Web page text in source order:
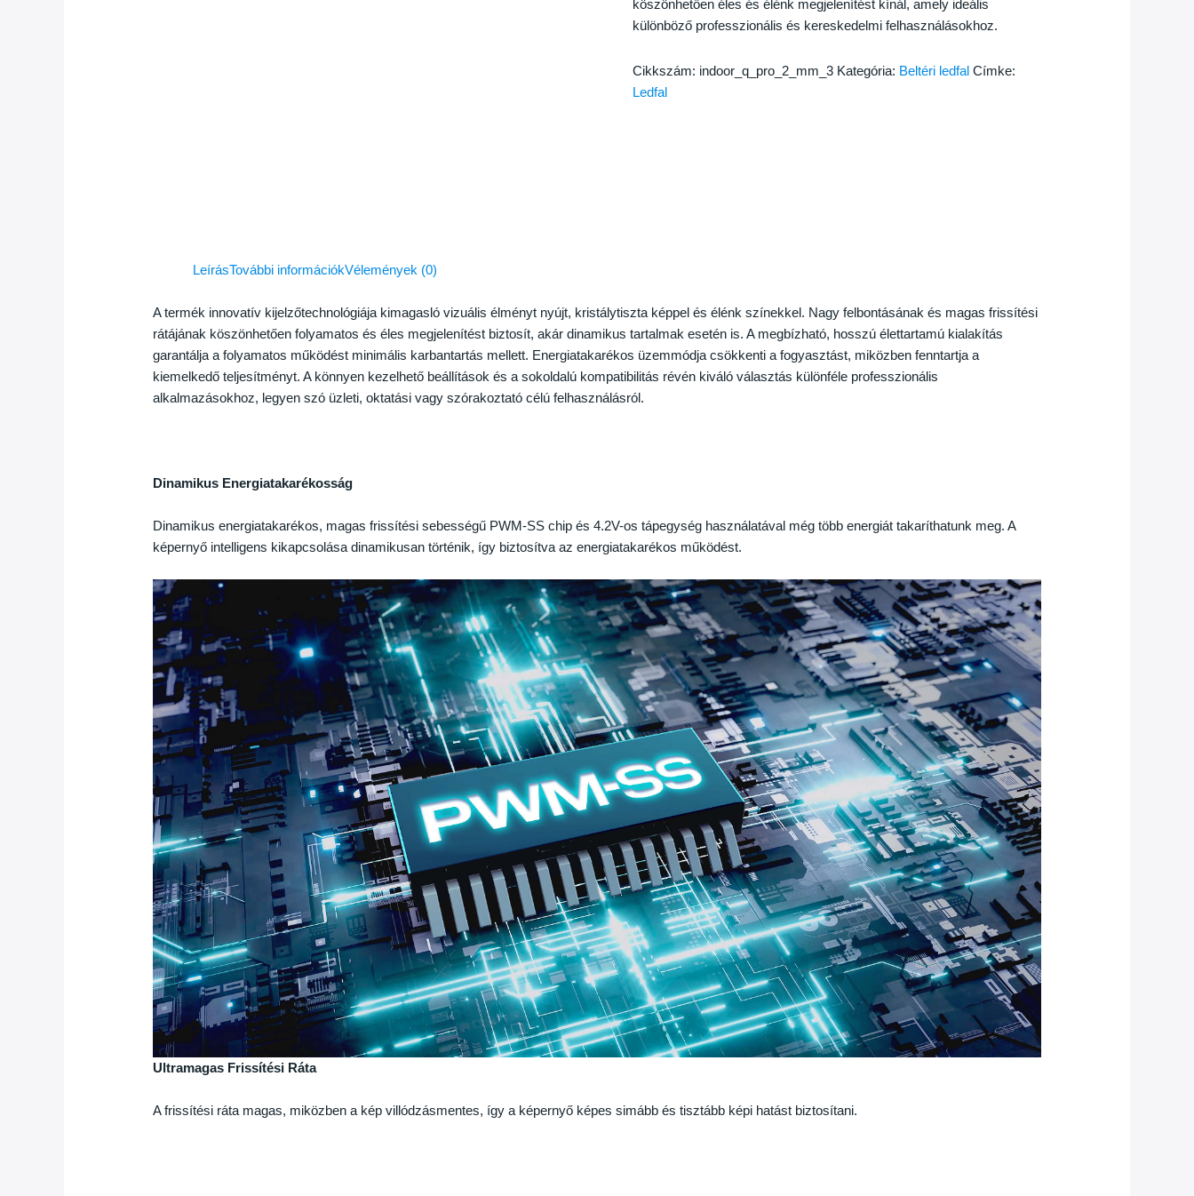
köszönhetően éles és élénk megjelenítést kínál, amely ideális
különböző professzionális és kereskedelmi felhasználásokhoz.
Cikkszám: indoor_q_pro_2_mm_3 Kategória: Beltéri ledfal Címke:
Ledfal
LeírásTovábbi információkVélemények (0)
A termék innovatív kijelzőtechnológiája kimagasló vizuális élményt nyújt, kristálytiszta képpel és élénk színekkel. Nagy felbontásának és magas frissítési
rátájának köszönhetően folyamatos és éles megjelenítést biztosít, akár dinamikus tartalmak esetén is. A megbízható, hosszú élettartamú kialakítás
garantálja a folyamatos működést minimális karbantartás mellett. Energiatakarékos üzemmódja csökkenti a fogyasztást, miközben fenntartja a
kiemelkedő teljesítményt. A könnyen kezelhető beállítások és a sokoldalú kompatibilitás révén kiváló választás különféle professzionális
alkalmazásokhoz, legyen szó üzleti, oktatási vagy szórakoztató célú felhasználásról.
Dinamikus Energiatakarékosság
Dinamikus energiatakarékos, magas frissítési sebességű PWM-SS chip és 4.2V-os tápegység használatával még több energiát takaríthatunk meg. A
képernyő intelligens kikapcsolása dinamikusan történik, így biztosítva az energiatakarékos működést.
Ultramagas Frissítési Ráta
A frissítési ráta magas, miközben a kép villódzásmentes, így a képernyő képes simább és tisztább képi hatást biztosítani.